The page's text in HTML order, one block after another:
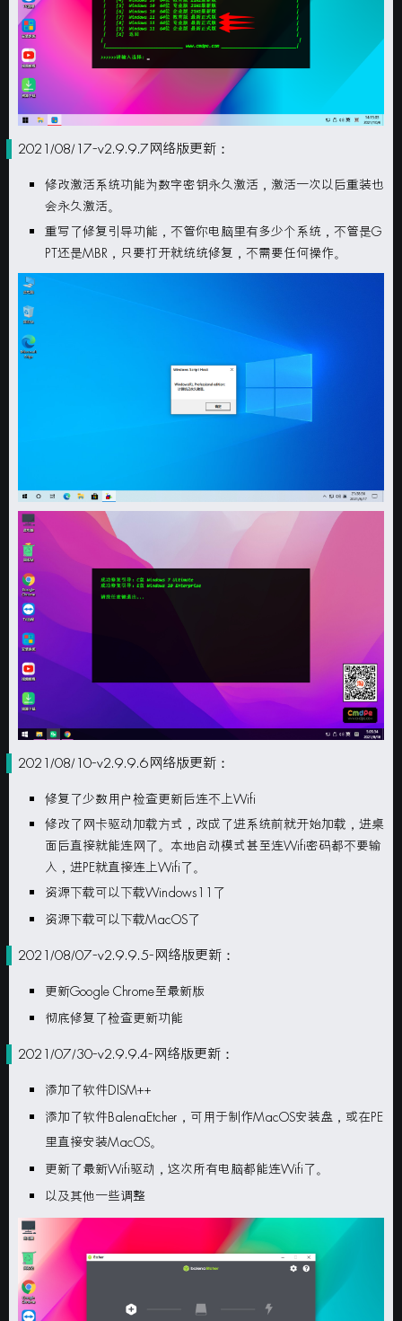
2021/08/17-v2.9.9.7网络版更新：
修改激活系统功能为数字密钥永久激活，激活一次以后重装也
会永久激活。
重写了修复引导功能，不管你电脑里有多少个系统，不管是G
PT还是MBR，只要打开就统统修复，不需要任何操作。
2021/08/10-v2.9.9.6网络版更新：
修复了少数用户检查更新后连不上Wifi
修改了网卡驱动加载方式，改成了进系统前就开始加载，进桌
面后直接就能连网了。本地启动模式甚至连Wifi密码都不要输
入，进PE就直接连上Wifi了。
资源下载可以下载Windows11了
资源下载可以下载MacOS了
2021/08/07-v2.9.9.5-网络版更新：
更新Google Chrome至最新版
彻底修复了检查更新功能
2021/07/30-v2.9.9.4-网络版更新：
添加了软件DISM++
添加了软件BalenaEtcher，可用于制作MacOS安装盘，或在PE
里直接安装MacOS。
更新了最新Wifi驱动，这次所有电脑都能连Wifi了。
以及其他一些调整